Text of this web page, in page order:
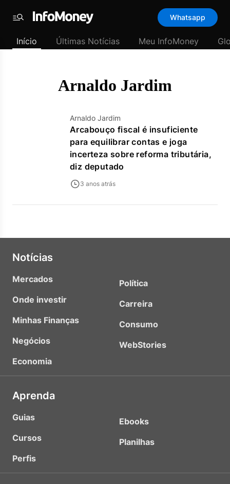
padrão
Últimas
Menu
Whatsapp
Início Últimas Notícias Meu InfoMoney
Arnaldo Jardim
Arnaldo Jardim
Arcabouço fiscal é insuficiente
para equilibrar contas e joga
incerteza sobre reforma tributária,
diz deputado
3 anos atrás
Notícias
Mercados
Onde investir
Minhas Finanças
Negócios
Economia
Política
Carreira
Consumo
WebStories
Aprenda
Guias
Cursos
Perfis
Ebooks
Planilhas